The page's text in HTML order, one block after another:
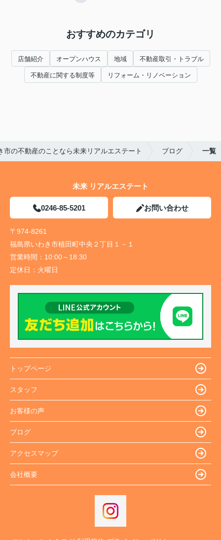
おすすめのカテゴリ
店舗紹介 オープンハウス 地域 不動産取引・トラブル
不動産に関する制度等 リフォーム・リノベーション
市の不動産のことなら未来リアルエステート ブログ 一覧
未来 リアルエステート
0246-85-5201 お問い合わせ
〒974-8261
福島県いわき市植田町中央２丁目１－１
営業時間： 10:00～18:30
定休日： 火曜日
トップページ
スタッフ
お客様の声
ブログ
アクセスマップ
会社概要